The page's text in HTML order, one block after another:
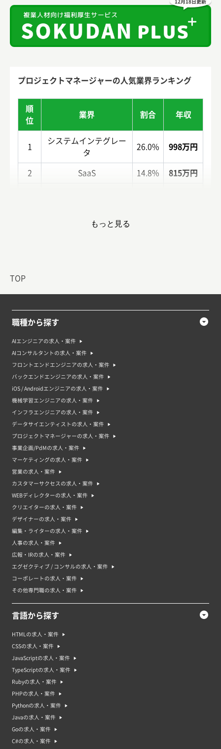
TOP
12月18日更新
プロジェクトマネージャーの人気業界ランキング
順
位
業界 割合 年収
1
システムインテグレー
タ
26.0% 998万円
2 SaaS 14.8% 815万円
コンサルティング
1 要件定義・設計
2 システム開発経験
3 進捗管理（ディレクション）
4 保守・運用管理
5 ドキュメント作成
プロジェクトマネージャーの平均時給単価
※ 想定時給: 案件ごとの平均報酬 / 平均稼働時間で算出
プロジェクトマネージャーの平均年収
プロジェクトマネージャーの案件が多い業界
プロジェクトマネージャーの平均稼働日数
もっと見る
職種から探す
AIエンジニアの求人・案件
AIコンサルタントの求人・案件
フロントエンドエンジニアの求人・案件
バックエンドエンジニアの求人・案件
iOS / Androidエンジニアの求人・案件
機械学習エンジニアの求人・案件
インフラエンジニアの求人・案件
データサイエンティストの求人・案件
プロジェクトマネージャーの求人・案件
事業企画/PdMの求人・案件
マーケティングの求人・案件
営業の求人・案件
カスタマーサクセスの求人・案件
WEBディレクターの求人・案件
クリエイターの求人・案件
デザイナーの求人・案件
編集・ライターの求人・案件
人事の求人・案件
広報・IRの求人・案件
エグゼクティブ / コンサルの求人・案件
コーポレートの求人・案件
その他専門職の求人・案件
言語から探す
HTMLの求人・案件
CSSの求人・案件
JavaScriptの求人・案件
TypeScriptの求人・案件
Rubyの求人・案件
PHPの求人・案件
Pythonの求人・案件
Javaの求人・案件
Goの求人・案件
C#の求人・案件